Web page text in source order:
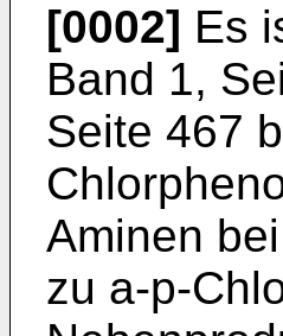
[0002] Es
Band 1,
Seite 467
Aminen
zu a-p-